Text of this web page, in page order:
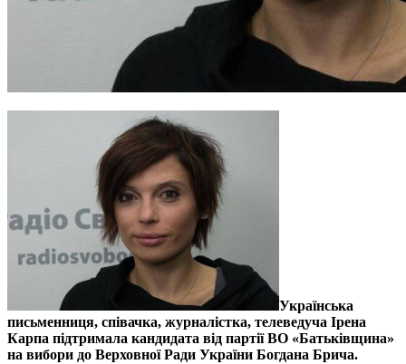
Українська
письменниця, співачка, журналістка, телеведуча Ірена
Карпа підтримала кандидата від партії ВО «Батьківщина»
на вибори до Верховної Ради України Богдана Брича.